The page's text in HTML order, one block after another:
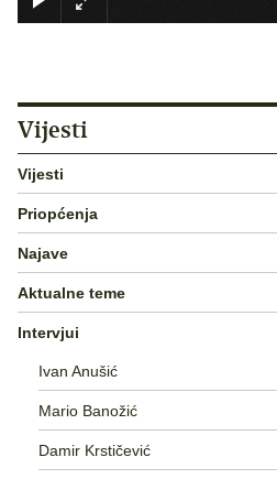
Vijesti
Vijesti
Priopćenja
Najave
Aktualne teme
Intervjui
Ivan Anušić
Mario Banožić
Damir Krstičević